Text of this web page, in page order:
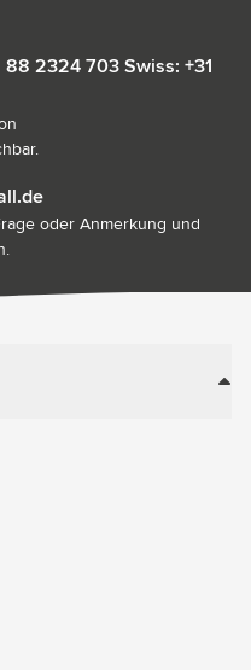
2324 703 Swiss: +31
oder Anmerkung und